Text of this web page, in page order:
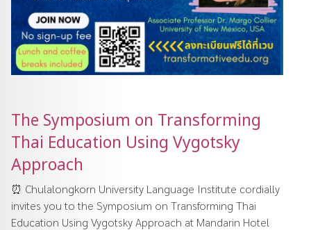
The Symposium on Transforming
Thai Education Using Vygotsky
Approach
⏰ Chulalongkorn University Language Institute cordially
invites you to the Symposium on Transforming Thai
Education Using Vygotsky Approach at Mandarin Hotel